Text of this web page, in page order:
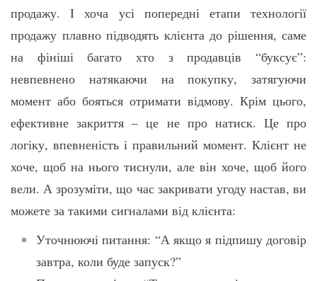
продажу. І хоча усі попередні етапи технології
продажу плавно підводять клієнта до рішення, саме
на фініші багато хто з продавців “буксує”:
невпевнено натякаючи на покупку, затягуючи
момент або бояться отримати відмову. Крім цього,
ефективне закриття – це не про натиск. Це про
логіку, впевненість і правильний момент. Клієнт не
хоче, щоб на нього тиснули, але він хоче, щоб його
вели. А зрозуміти, що час закривати угоду настав, ви
можете за такими сигналами від клієнта:
Уточнюючі питання: “А якщо я підпишу договір
завтра, коли буде запуск?”